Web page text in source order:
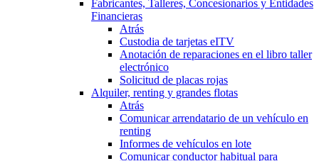
Fabricantes, Talleres, Concesionarios y Entidades
Financieras
Atrás
Custodia de tarjetas eITV
Anotación de reparaciones en el libro taller
electrónico
Solicitud de placas rojas
Alquiler, renting y grandes flotas
Atrás
Comunicar arrendatario de un vehículo en
renting
Informes de vehículos en lote
Comunicar conductor habitual para